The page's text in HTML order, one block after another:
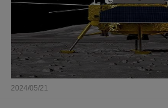
2024/05/21